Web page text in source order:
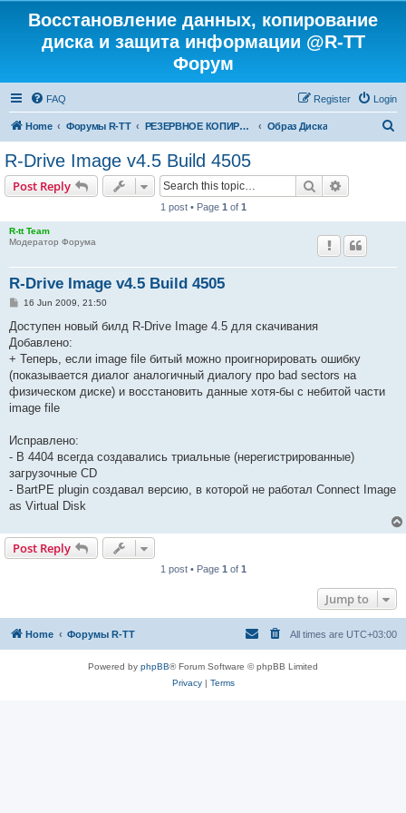
Восстановление данных, копирование
диска и защита информации @R-TT
Форум
FAQ Login
Register
Home Форумы R-TT РЕЗЕРВНОЕ КОПИРОВАНИЕ И ВОССТАНОВЛЕНИЕ СИСТЕМ Образ Диска
R-Drive Image v4.5 Build 4505
Post Reply Search
1 post • Page 1 of 1
R-tt Team
Модератор Форума
R-Drive Image v4.5 Build 4505
P
s
16 Jun 2009, 21:50
Доступен новый билд R-Drive Image 4.5 для скачивания
Добавлено:
+ Теперь, если image file битый можно проигнорировать ошибку
(показывается диалог аналогичный диалогу про bad sectors на
физическом диске) и восстановить данные хотя-бы с небитой части
image file
Исправлено:
- В 4404 всегда создавались триальные (нерегистрированные)
загрузочные CD
- BartPE plugin создавал версию, в которой не работал Connect Image
as Virtual Disk
Post Reply
1 post • Page 1 of 1
Jump to
Home Форумы R-TT All times are UTC+03:00
Powered by phpBB® Forum Software © phpBB Limited
Privacy| Terms